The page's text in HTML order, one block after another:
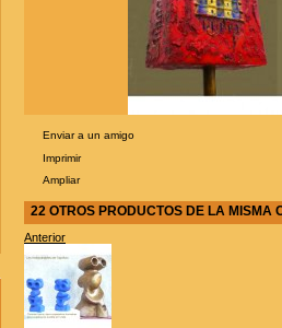
Enviar a un amigo
Imprimir
Ampliar
22 OTROS PRODUCTOS DE LA MISMA
Anterior